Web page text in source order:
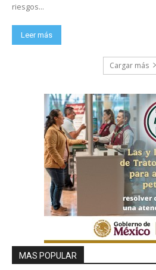
riesgos...
Leer más
Cargar más
MAS POPULAR